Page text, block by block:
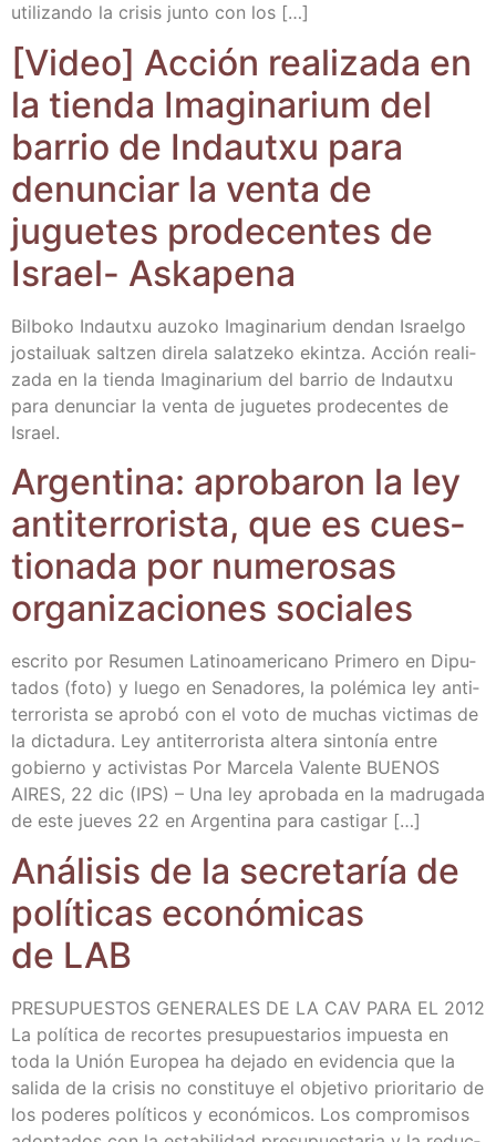
uti­li­zan­do la cri­sis jun­to con los […]
[Video] Acción rea­li­za­da en
la tien­da Ima­gi­na­rium del
barrio de Indautxu para
denun­ciar la ven­ta de
jugue­tes pro­de­cen­tes de
Israel- Askapena
Bil­bo­ko Indautxu auzo­ko Ima­gi­na­rium den­dan Israel­go
jos­tai­luak sal­tzen dire­la salatze­ko ekin­tza. Acción rea­li­
za­da en la tien­da Ima­gi­na­rium del barrio de Indautxu
para denun­ciar la ven­ta de jugue­tes pro­de­cen­tes de
Israel.
Argen­ti­na: apro­ba­ron la ley
anti­te­rro­ris­ta, que es cues­
tio­na­da por nume­ro­sas
orga­ni­za­cio­nes sociales
escri­to por Resu­men Lati­no­ame­ri­cano Pri­me­ro en Dipu­
tados (foto) y lue­go en Sena­do­res, la polé­mi­ca ley anti­
te­rro­ris­ta se apro­bó con el voto de muchas vic­ti­mas de
la dic­ta­du­ra. Ley anti­te­rro­ris­ta alte­ra sin­to­nía entre
gobierno y acti­vis­tas Por Mar­ce­la Valen­te BUENOS
AIRES, 22 dic (IPS) – Una ley apro­ba­da en la madru­ga­da
de este jue­ves 22 en Argen­ti­na para castigar […]
Aná­li­sis de la secre­ta­ría de
polí­ti­cas eco­nó­mi­cas
de LAB
PRESUPUESTOS GENERALES DE LA CAV PARA EL 2012
La polí­ti­ca de recor­tes pre­su­pues­ta­rios impues­ta en
toda la Unión Euro­pea ha deja­do en evi­den­cia que la
sali­da de la cri­sis no cons­ti­tu­ye el obje­ti­vo prio­ri­ta­rio de
los pode­res polí­ti­cos y eco­nó­mi­cos. Los com­pro­mi­sos